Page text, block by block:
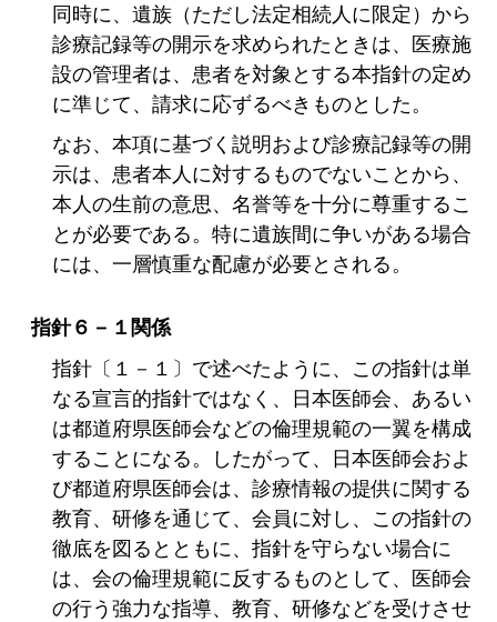
同時に、遺族（ただし法定相続人に限定）から
診療記録等の開示を求められたときは、医療施
設の管理者は、患者を対象とする本指針の定め
に準じて、請求に応ずるべきものとした。
なお、本項に基づく説明および診療記録等の開
示は、患者本人に対するものでないことから、
本人の生前の意思、名誉等を十分に尊重するこ
とが必要である。特に遺族間に争いがある場合
には、一層慎重な配慮が必要とされる。
指針６－１関係
指針〔１－１〕で述べたように、この指針は単
なる宣言的指針ではなく、日本医師会、あるい
は都道府県医師会などの倫理規範の一翼を構成
することになる。したがって、日本医師会およ
び都道府県医師会は、診療情報の提供に関する
教育、研修を通じて、会員に対し、この指針の
徹底を図るとともに、指針を守らない場合に
は、会の倫理規範に反するものとして、医師会
の行う強力な指導、教育、研修などを受けさせ